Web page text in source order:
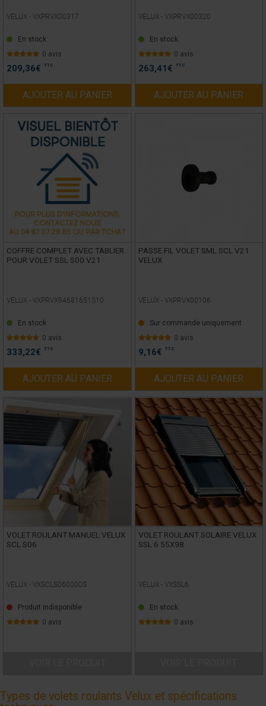
Types de volets roulants Velux et spécifications
VELUX - VXPRVX00317
En stock
0 avis
209,36€ TTC
AJOUTER AU PANIER
VELUX - VXPRVX00320
En stock
0 avis
263,41 € TTC
AJOUTER AU PANIER
COFFRE COMPLET AVEC TABLIER
POUR VOLET SSL S00 V21
VELUX - VXPRVX94681651S10
En stock
0 avis
333,22€ TTC
AJOUTER AU PANIER
PASSE FIL VOLET SML SCL V21
VELUX
VELUX - VXPRVX00106
Sur commande uniquement
0 avis
9,16€ TTC
AJOUTER AU PANIER
VOLET ROULANT MANUEL VELUX
SCL S06
VELUX - VXSCLS060000S
Produit indisponible
0 avis
VOLET ROULANT SOLAIRE VELUX
SSL 6 55X98
VELUX - VXSSL6
En stock
0 avis